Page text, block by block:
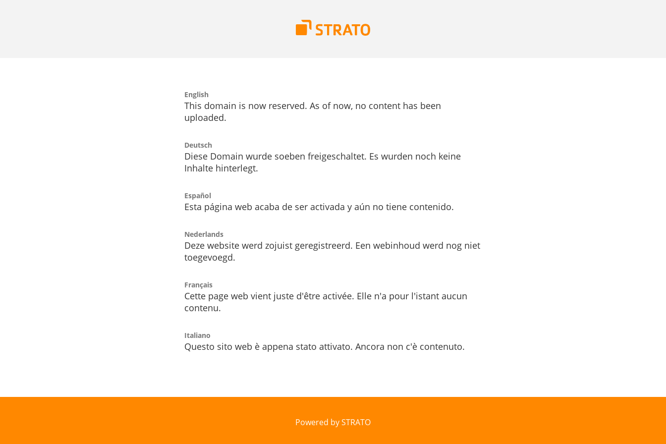
English
This domain is now reserved. As of now, no content has been
uploaded.
Deutsch
Diese Domain wurde soeben freigeschaltet. Es wurden noch keine
Inhalte hinterlegt.
Español
Esta página web acaba de ser activada y aún no tiene contenido.
Nederlands
Deze website werd zojuist geregistreerd. Een webinhoud werd nog niet
toegevoegd.
Français
Cette page web vient juste d'être activée. Elle n'a pour l'istant aucun
contenu.
Italiano
Questo sito web è appena stato attivato. Ancora non c'è contenuto.
Powered by STRATO